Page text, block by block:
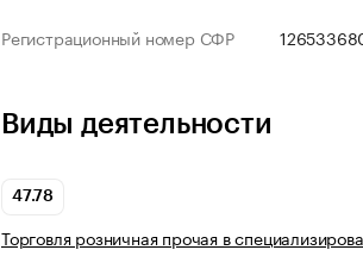
Регистрационный номер СФР
Виды деятельности
47.78
Торговля розничная прочая в